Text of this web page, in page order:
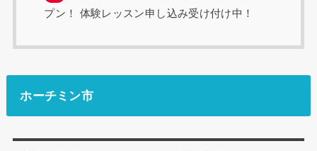
プン！ 体験レッスン申し込み受け付け中！
ホーチミン市